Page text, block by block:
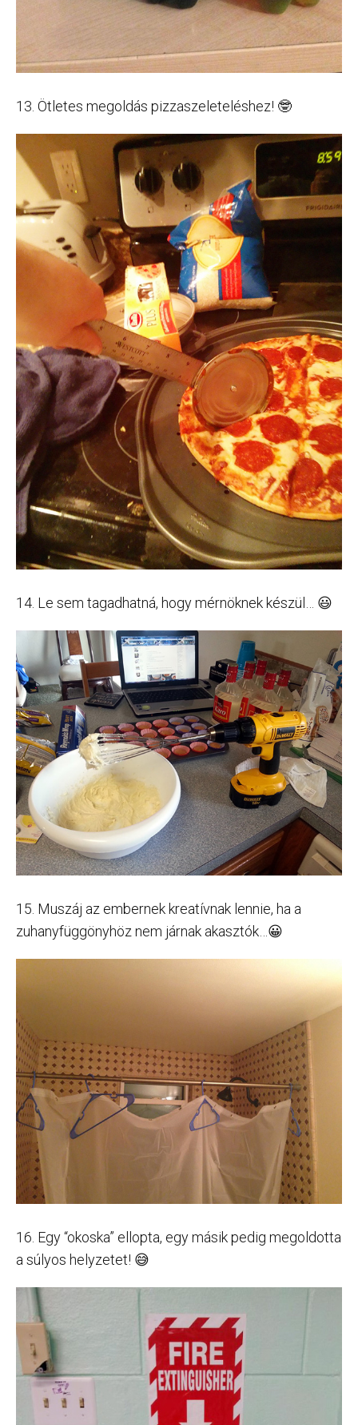
13. Ötletes megoldás pizzaszeleteléshez! 🤓
14. Le sem tagadhatná, hogy mérnöknek készül… 😃
15. Muszáj az embernek kreatívnak lennie, ha a
zuhanyfüggönyhöz nem járnak akasztók…😀
16. Egy “okoska” ellopta, egy másik pedig megoldotta
a súlyos helyzetet! 😅